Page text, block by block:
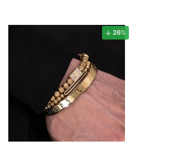
26%